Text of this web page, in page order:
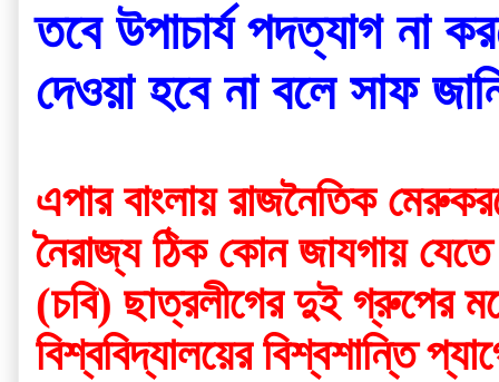
তবে উপাচার্য পদত্যাগ না
দেওয়া হবে না বলে সাফ
এপার বাংলায় রাজনৈতিক
নৈরাজ্য ঠিক কোন জাযগায় যেতে
(চবি) ছাত্রলীগের দুই গ্রুপের
বিশ্ববিদ্যালয়ের বিশ্বশান্তি